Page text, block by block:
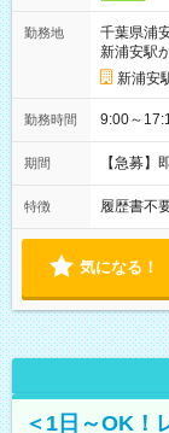
勤務地
千葉県浦
新浦安駅
新浦安
勤務時間 9:00～
期間 【急募
特徴 履歴書不
気になる！
＜1日～OK！